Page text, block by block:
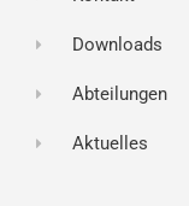
Downloads
Abteilungen
Aktuelles